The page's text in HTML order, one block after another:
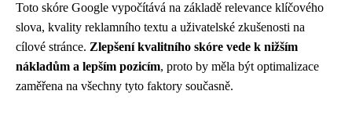
Toto skóre Google vypočítává na základě relevance klíčového
slova, kvality reklamního textu a uživatelské zkušenosti na
cílové stránce. Zlepšení kvalitního skóre vede k nižším
nákladům a lepším pozicím, proto by měla být optimalizace
zaměřena na všechny tyto faktory současně.